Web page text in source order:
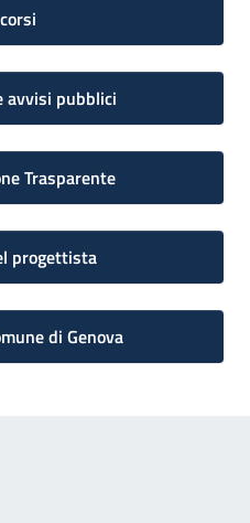
avvisi pubblici
Trasparente
progettista
di Genova